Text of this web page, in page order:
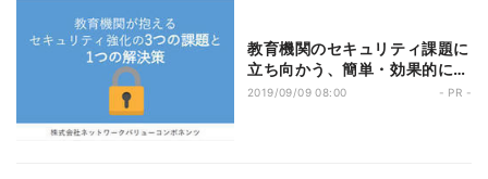
教育機関のセキュリティ課題に
立ち向かう、簡単・効果的に活
用できる脅威インテリジェンス
2019/09/09 08:00 - PR -